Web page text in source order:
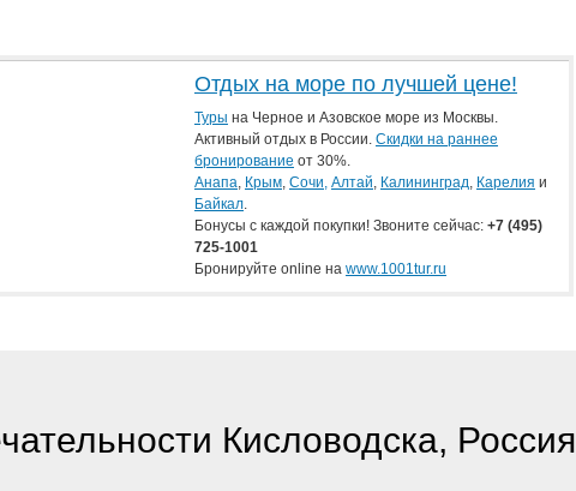
Отдых на море по лучшей цене!
Туры на Черное и Азовское море из Москвы.
Активный отдых в России. Скидки на раннее
бронирование от 30%.
Анапа, Крым, Сочи, Алтай, Калининград, Карелия и
Байкал.
Бонусы с каждой покупки! Звоните сейчас: +7 (495)
725-1001
Бронируйте online на www.1001tur.ru
Кисловодска, Россия